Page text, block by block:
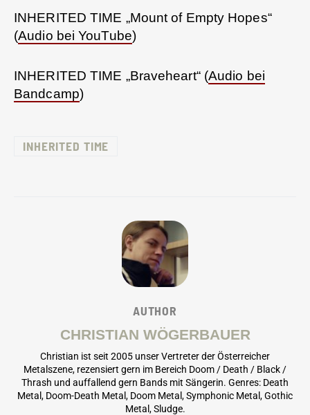
INHERITED TIME „Mount of Empty Hopes“
(Audio bei YouTube)
INHERITED TIME „Braveheart“ (Audio bei
Bandcamp)
INHERITED TIME
AUTHOR
CHRISTIAN WÖGERBAUER
Christian ist seit 2005 unser Vertreter der Österreicher
Metalszene, rezensiert gern im Bereich Doom / Death / Black /
Thrash und auffallend gern Bands mit Sängerin. Genres: Death
Metal, Doom-Death Metal, Doom Metal, Symphonic Metal, Gothic
Metal, Sludge.